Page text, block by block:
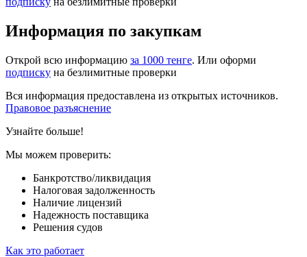
Информация по закупкам
Открой всю информацию за 1000 тенге. Или оформи
подписку на безлимитные проверки
Вся информация предоставлена из открытых источников.
Правовое разъяснение
Узнайте больше!
Мы можем проверить:
Банкротство/ликвидация
Налоговая задолженность
Наличие лицензий
Надежность поставщика
Решения судов
Как это работает